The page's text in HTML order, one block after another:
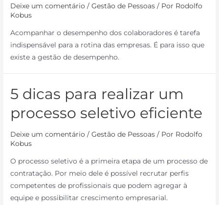
Deixe um comentário /Gestão de Pessoas / Por Rodolfo
Kobus
Acompanhar o desempenho dos colaboradores é tarefa
indispensável para a rotina das empresas. É para isso que
existe a gestão de desempenho.
5 dicas para realizar um
processo seletivo eficiente
Deixe um comentário /Gestão de Pessoas / Por Rodolfo
Kobus
O processo seletivo é a primeira etapa de um processo de
contratação. Por meio dele é possível recrutar perfis
competentes de profissionais que podem agregar à
equipe e possibilitar crescimento empresarial.